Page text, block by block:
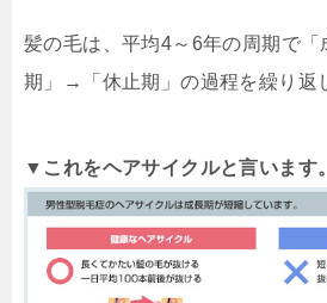
髪の毛は、平均4～6年の周期で
期」→「休止期」の過程を繰り返
▼これをヘアサイクルと言います。